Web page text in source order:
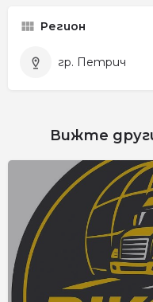
Регион
гр. Петрич
Вижте